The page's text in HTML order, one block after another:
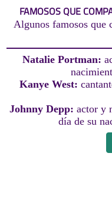
FAMOSOS QUE
Algunos famosos que
Natalie Portman:
Kanye West:
Johnny Depp: actor y
día de su